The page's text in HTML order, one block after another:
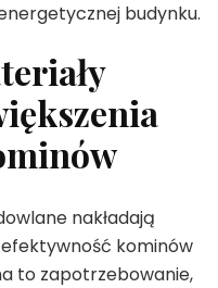
budynku.
nakładają
kominów
to zapotrzebowanie,